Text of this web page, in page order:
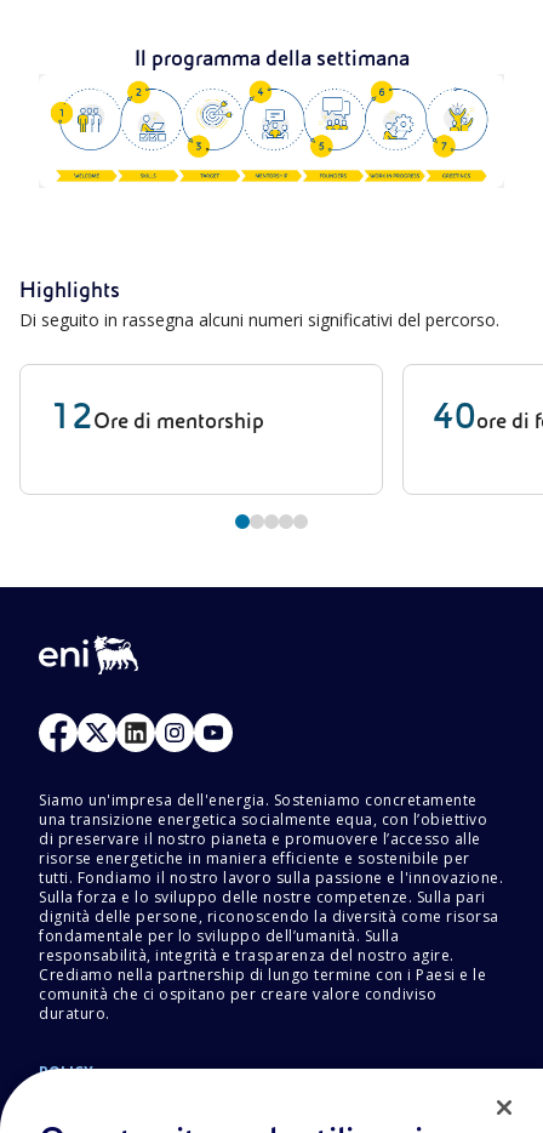
Il programma della settimana
Highlights
Di seguito in rassegna alcuni numeri significativi del percorso.
12Ore di mentorship 40ore di
Siamo un'impresa dell'energia. Sosteniamo concretamente
una transizione energetica socialmente equa, con l’obiettivo
di preservare il nostro pianeta e promuovere l’accesso alle
risorse energetiche in maniera efficiente e sostenibile per
tutti. Fondiamo il nostro lavoro sulla passione e l'innovazione.
Sulla forza e lo sviluppo delle nostre competenze. Sulla pari
dignità delle persone, riconoscendo la diversità come risorsa
fondamentale per lo sviluppo dell’umanità. Sulla
responsabilità, integrità e trasparenza del nostro agire.
Crediamo nella partnership di lungo termine con i Paesi e le
comunità che ci ospitano per creare valore condiviso
duraturo.
POLICY